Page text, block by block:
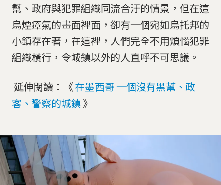
幫、政府與犯罪組織同流合汙的情景，但在這
烏煙瘴氣的畫面裡面，卻有一個宛如烏托邦的
小鎮存在著，在這裡，人們完全不用煩惱犯罪
組織橫行，令城鎮以外的人直呼不可思議。
延伸閱讀：《 在墨西哥 一個沒有黑幫、政
客、警察的城鎮》